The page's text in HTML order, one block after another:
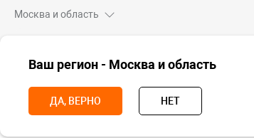
Москва и область
Ваш регион - Москва и область
ДА, ВЕРНО НЕТ
Главная Умный дом Метеостанции